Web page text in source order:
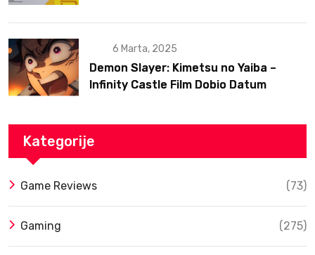
6 Marta, 2025
Demon Slayer: Kimetsu no Yaiba –
Infinity Castle Film Dobio Datum
Kategorije
Game Reviews (73)
Gaming (275)